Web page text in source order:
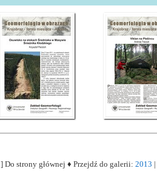
] Do strony głównej ♦ Przejdź do galerii: 2013 |